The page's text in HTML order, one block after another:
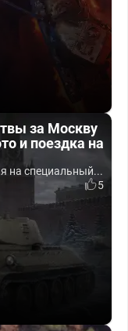
за Москву
и поездка на
на специальный...
5